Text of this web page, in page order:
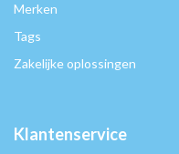
Merken
Tags
Zakelijke oplossingen
Klantenservice